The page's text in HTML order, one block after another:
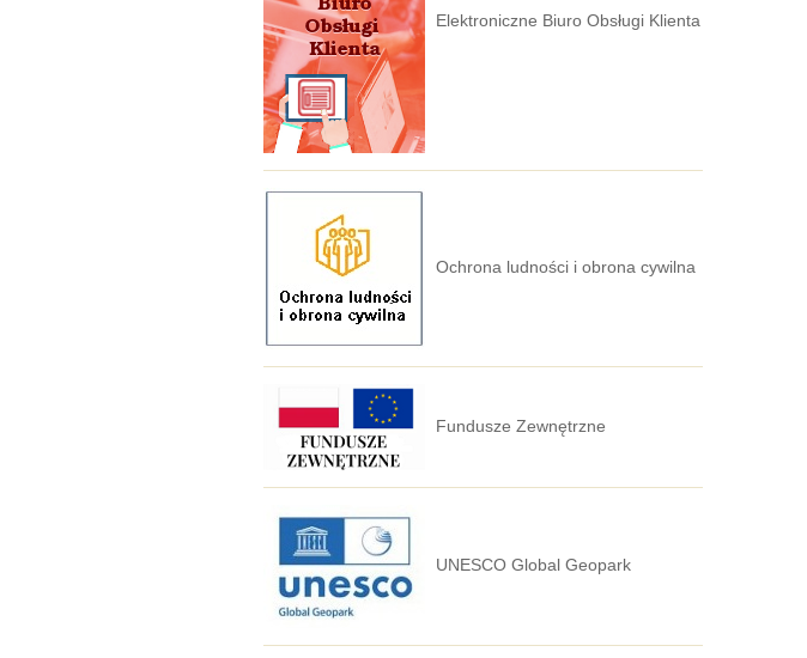
Elektroniczne Biuro Obsługi Klienta
Ochrona ludności i obrona cywilna
Fundusze Zewnętrzne
UNESCO Global Geopark